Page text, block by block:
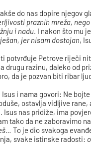
do nas dopire njegov
praznih mreža,
i nadu. I nakon što mu
jer nisam dostojan,
potvrđuje Petrove riječi
drugu razinu, daleko od
da je pozvan biti ribar
i nama govori: Ne
ostavlja vidljive rane,
Isus nas pridiže, ima
tako da ne zaboravimo
To je dio svakoga
svake istinske radosti: